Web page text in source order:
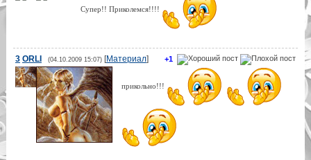
Супер!! Приколемся!!!!
+1
3 ORLI (04.10.2009 15:07)[Материал]
прикольно!!!